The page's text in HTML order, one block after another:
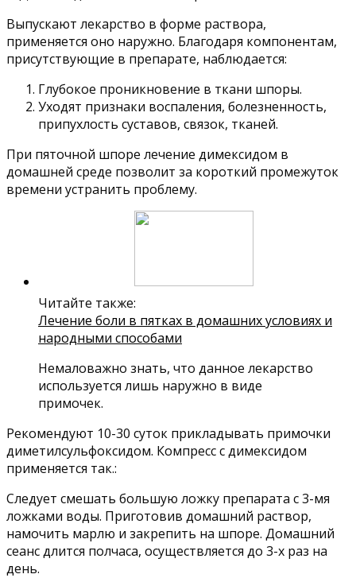
Выпускают лекарство в форме раствора,
применяется оно наружно. Благодаря компонентам,
присутствующие в препарате, наблюдается:
Глубокое проникновение в ткани шпоры.
Уходят признаки воспаления, болезненность,
припухлость суставов, связок, тканей.
При пяточной шпоре лечение димексидом в
домашней среде позволит за короткий промежуток
времени устранить проблему.
Читайте также:
Лечение боли в пятках в домашних условиях и
народными способами
Немаловажно знать, что данное лекарство
используется лишь наружно в виде
примочек.
Рекомендуют 10-30 суток прикладывать примочки
диметилсульфоксидом. Компресс с димексидом
применяется так.:
Следует смешать большую ложку препарата с 3-мя
ложками воды. Приготовив домашний раствор,
намочить марлю и закрепить на шпоре. Домашний
сеанс длится полчаса, осуществляется до 3-х раз на
день.